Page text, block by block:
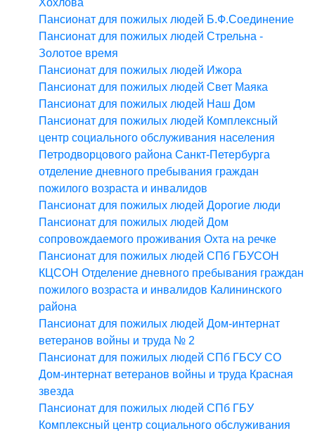
Хохлова
Пансионат для пожилых людей Б.Ф.Соединение
Пансионат для пожилых людей Стрельна -
Золотое время
Пансионат для пожилых людей Ижора
Пансионат для пожилых людей Свет Маяка
Пансионат для пожилых людей Наш Дом
Пансионат для пожилых людей Комплексный
центр социального обслуживания населения
Петродворцового района Санкт-Петербурга
отделение дневного пребывания граждан
пожилого возраста и инвалидов
Пансионат для пожилых людей Дорогие люди
Пансионат для пожилых людей Дом
сопровождаемого проживания Охта на речке
Пансионат для пожилых людей СПб ГБУСОН
КЦСОН Отделение дневного пребывания граждан
пожилого возраста и инвалидов Калининского
района
Пансионат для пожилых людей Дом-интернат
ветеранов войны и труда № 2
Пансионат для пожилых людей СПб ГБСУ СО
Дом-интернат ветеранов войны и труда Красная
звезда
Пансионат для пожилых людей СПб ГБУ
Комплексный центр социального обслуживания